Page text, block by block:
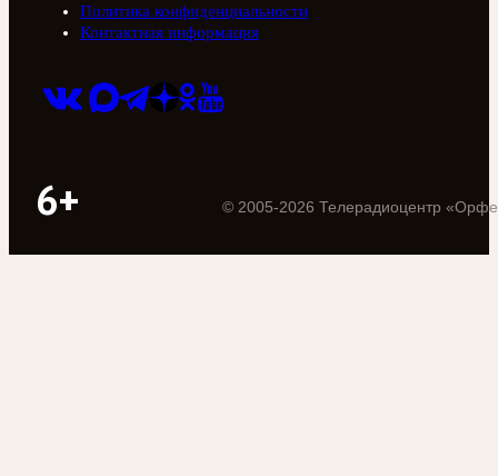
Политика конфиденциальности
Контактная информация
6+ © 2005-2026 Телерадиоцентр